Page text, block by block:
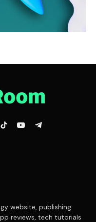
TikTokYouTubeTelegram
website, publishing
reviews, tech tutorials